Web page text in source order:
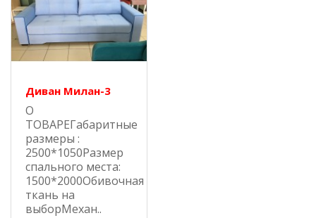
Диван Милан-3
О
ТОВАРЕГабаритные
размеры :
2500*1050Размер
спального места:
1500*2000Обивочная
ткань на
выборМехан..